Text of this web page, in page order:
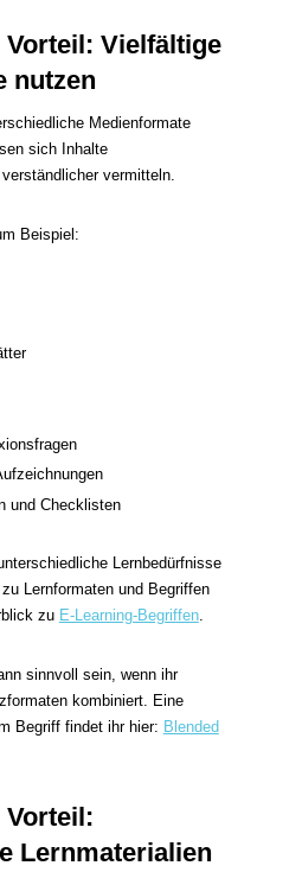
Vielfältige
nutzen
Medienformate
sich Inhalte
vermitteln.
Beispiel:
und Checklisten
Lernbedürfnisse
Lernformaten und Begriffen
zu E-Learning-Begriffen.
sinnvoll sein, wenn ihr
kombiniert. Eine
Begriff findet ihr hier: Blended
Vorteil:
Lernmaterialien